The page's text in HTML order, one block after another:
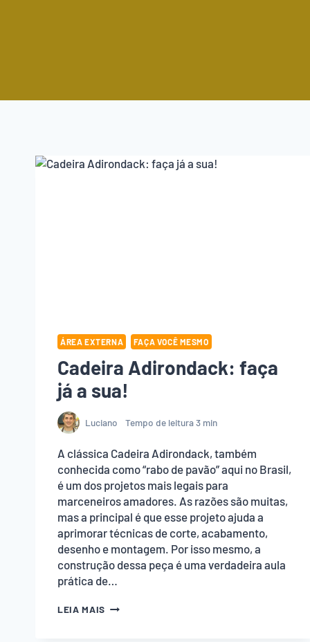
ÁREA EXTERNA FAÇA VOCÊ MESMO
Cadeira Adirondack: faça
já a sua!
Luciano Tempo de leitura3 min
A clássica Cadeira Adirondack, também
conhecida como “rabo de pavão” aqui no Brasil,
é um dos projetos mais legais para
marceneiros amadores. As razões são muitas,
mas a principal é que esse projeto ajuda a
aprimorar técnicas de corte, acabamento,
desenho e montagem. Por isso mesmo, a
construção dessa peça é uma verdadeira aula
prática de…
LEIA MAIS CADEIRA